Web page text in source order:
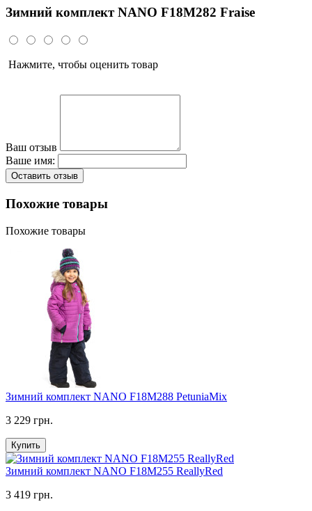
Зимний комплект NANO F18M282 Fraise
Нажмите, чтобы оценить товар
Ваш отзыв
Ваше имя:
Оставить отзыв
Похожие товары
Похожие товары
Зимний комплект NANO F18M288 PetuniaMix
3 229 грн.
Купить
Зимний комплект NANO F18M255 ReallyRed
3 419 грн.